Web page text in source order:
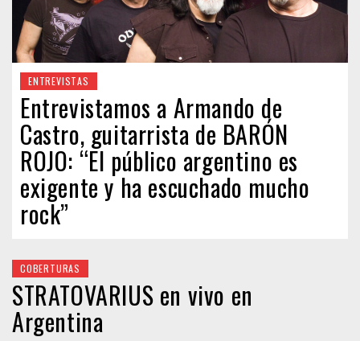
ENTREVISTAS
Entrevistamos a Armando de
Castro, guitarrista de BARÓN
ROJO: “El público argentino es
exigente y ha escuchado mucho
rock”
COBERTURAS
STRATOVARIUS en vivo en
Argentina